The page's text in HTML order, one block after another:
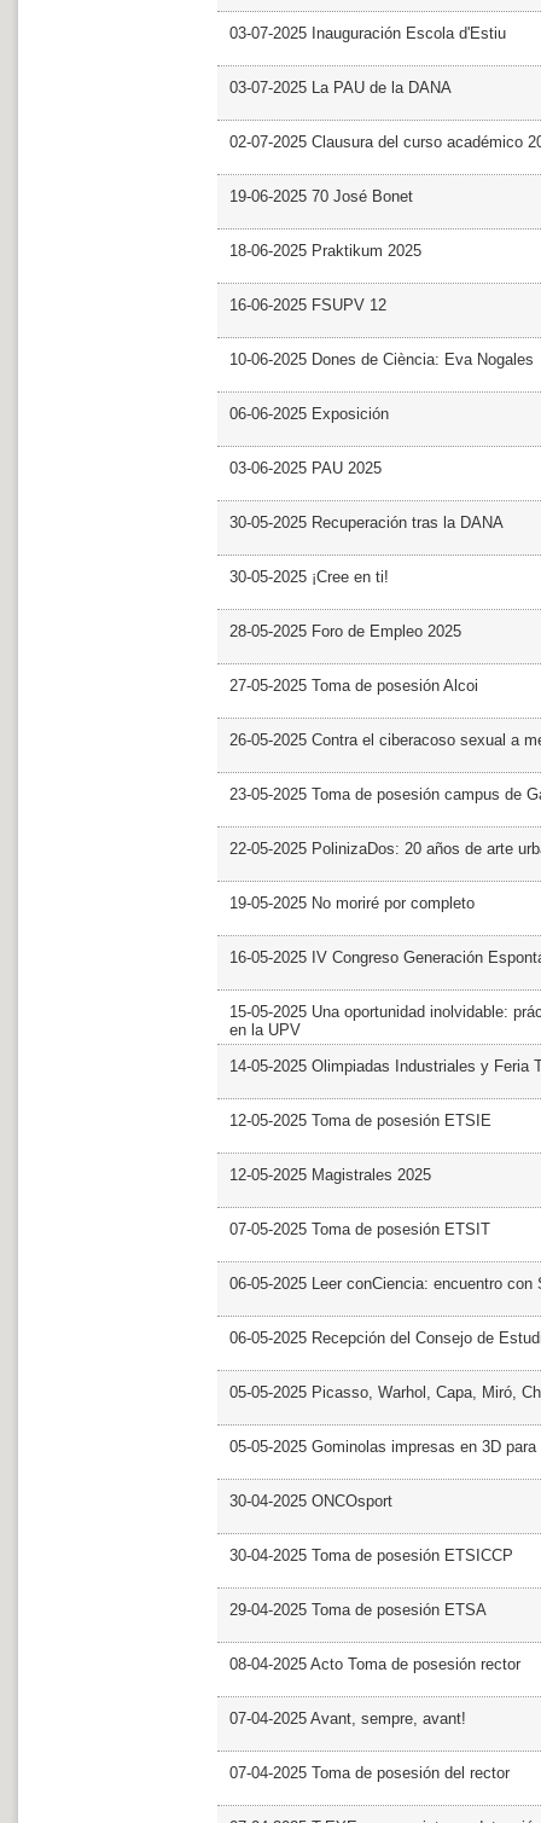
03-07-2025 Inauguración Escola d'Estiu
03-07-2025 La PAU de la DANA
02-07-2025 Clausura del curso académico
19-06-2025 70 José Bonet
18-06-2025 Praktikum 2025
16-06-2025 FSUPV 12
10-06-2025 Dones de Ciència: Eva Nogales
06-06-2025 Exposición
03-06-2025 PAU 2025
30-05-2025 Recuperación tras la DANA
30-05-2025 ¡Cree en ti!
28-05-2025 Foro de Empleo 2025
27-05-2025 Toma de posesión Alcoi
26-05-2025 Contra el ciberacoso sexual a
23-05-2025 Toma de posesión campus de
22-05-2025 PolinizaDos: 20 años de arte
19-05-2025 No moriré por completo
16-05-2025 IV Congreso Generación
15-05-2025 Una oportunidad inolvidable:
en la UPV
14-05-2025 Olimpiadas Industriales y Feria
12-05-2025 Toma de posesión ETSIE
12-05-2025 Magistrales 2025
07-05-2025 Toma de posesión ETSIT
06-05-2025 Leer conCiencia: encuentro con
06-05-2025 Recepción del Consejo de
05-05-2025 Picasso, Warhol, Capa, Miró,
05-05-2025 Gominolas impresas en 3D
30-04-2025 ONCOsport
30-04-2025 Toma de posesión ETSICCP
29-04-2025 Toma de posesión ETSA
08-04-2025 Acto Toma de posesión rector
07-04-2025 Avant, sempre, avant!
07-04-2025 Toma de posesión del rector